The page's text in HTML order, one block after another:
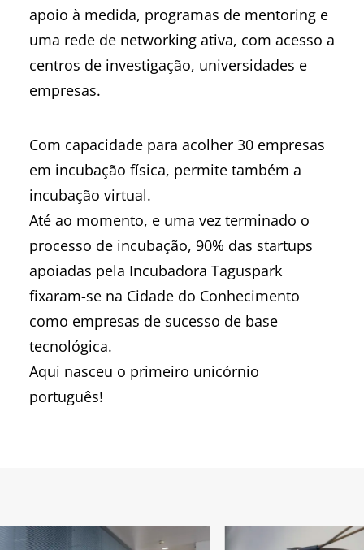
apoio à medida, programas de mentoring e
uma rede de networking ativa, com acesso a
centros de investigação, universidades e
empresas.
Com capacidade para acolher 30 empresas
em incubação física, permite também a
incubação virtual.
Até ao momento, e uma vez terminado o
processo de incubação, 90% das startups
apoiadas pela Incubadora Taguspark
fixaram-se na Cidade do Conhecimento
como empresas de sucesso de base
tecnológica.
Aqui nasceu o primeiro unicórnio
português!